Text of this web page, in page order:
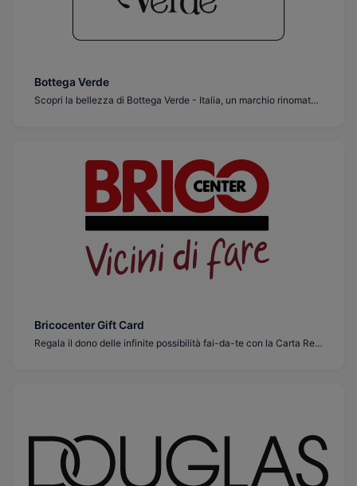
Bottega Verde
Scopri la bellezza di Bottega Verde - Italia, un marchio rinomato che offre prodotti naturali per la cura della pelle e della bellezza. Regalati o regala ai tuoi cari lussuose carte regalo e spille di Bottega Verde, il modo perfetto per concedersi prodotti di bellezza italiani di alta gamma. Acquista ora!
Bricocenter Gift Card
Regala il dono delle infinite possibilità fai-da-te con la Carta Regalo Bricocenter! Perfetta per gli appassionati di miglioramento della casa, questa carta può essere utilizzata per fare acquisti di una vasta gamma di attrezzi, materiali e altro ancora nei negozi Bricocenter in tutta Italia. Un regalo premuroso e pratico per qualsiasi occasione.